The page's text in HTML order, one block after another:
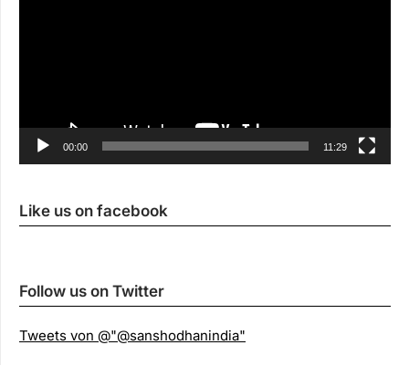
00:00 11:29
Like us on facebook
Follow us on Twitter
Tweets von @"@sanshodhanindia"